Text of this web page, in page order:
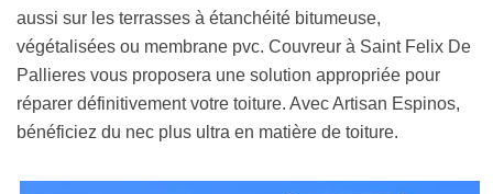
aussi sur les terrasses à étanchéité bitumeuse,
végétalisées ou membrane pvc. Couvreur à Saint Felix De
Pallieres vous proposera une solution appropriée pour
réparer définitivement votre toiture. Avec Artisan Espinos,
bénéficiez du nec plus ultra en matière de toiture.